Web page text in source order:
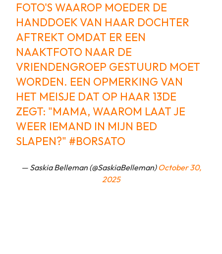
FOTO'S WAAROP MOEDER DE
HANDDOEK VAN HAAR DOCHTER
AFTREKT OMDAT ER EEN
NAAKTFOTO NAAR DE
VRIENDENGROEP GESTUURD MOET
WORDEN. EEN OPMERKING VAN
HET MEISJE DAT OP HAAR 13DE
ZEGT: "MAMA, WAAROM LAAT JE
WEER IEMAND IN MIJN BED
SLAPEN?" #BORSATO
— Saskia Belleman (@SaskiaBelleman) October 30,
2025